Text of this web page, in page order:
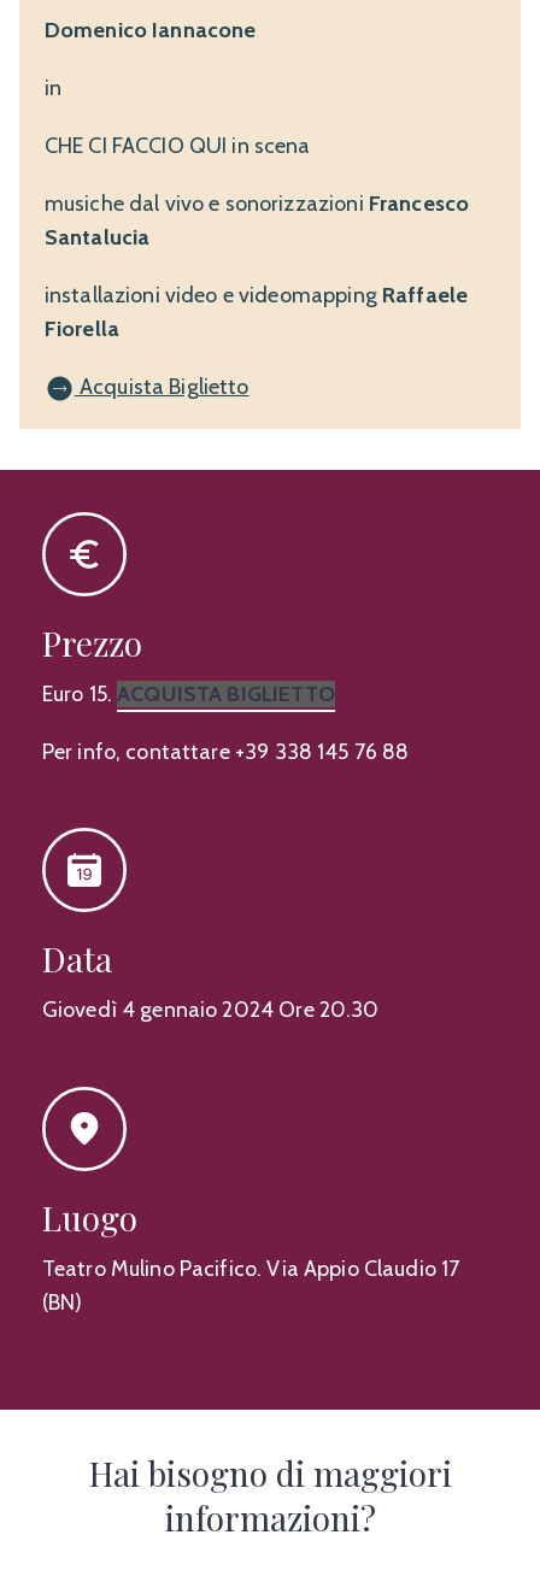
Domenico Iannacone
in
CHE CI FACCIO QUI in scena
musiche dal vivo e sonorizzazioni Francesco
Santalucia
installazioni video e videomapping Raffaele
Fiorella
Acquista Biglietto
Prezzo
Euro 15.ACQUISTA BIGLIETTO
Per info, contattare +39 338 145 76 88
Data
Giovedì 4 gennaio 2024 Ore 20.30
Luogo
Teatro Mulino Pacifico. Via Appio Claudio 17
(BN)
Hai bisogno di maggiori
informazioni?